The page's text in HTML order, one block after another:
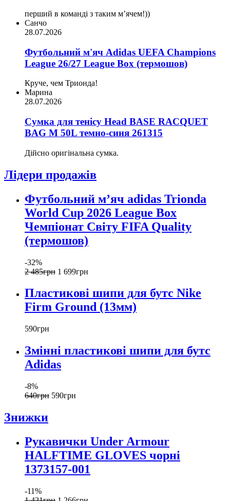
перший в команді з таким мʼячем!))
Санчо
28.07.2026
Футбольний м'яч Adidas UEFA Champions
League 26/27 League Box (термошов)
Круче, чем Трионда!
Марина
28.07.2026
Сумка для тенісу Head BASE RACQUET
BAG M 50L темно-синя 261315
Дійсно оригінальна сумка.
Лідери продажів
Футбольний м’яч adidas Trionda
World Cup 2026 League Box
Чемпіонат Світу FIFA Quality
(термошов)
-32%
2 485грн 1 699грн
Пластикові шипи для бутс Nike
Firm Ground (13мм)
590грн
Змінні пластикові шипи для бутс
Adidas
-8%
640грн 590грн
Знижки
Рукавички Under Armour
HALFTIME GLOVES чорні
1373157-001
-11%